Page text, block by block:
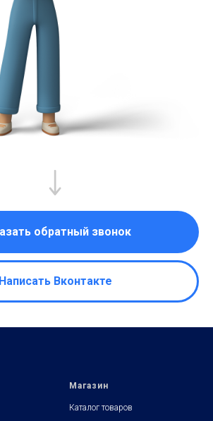
обратный звонок
Написать Вконтакте
Магазин
Каталог товаров